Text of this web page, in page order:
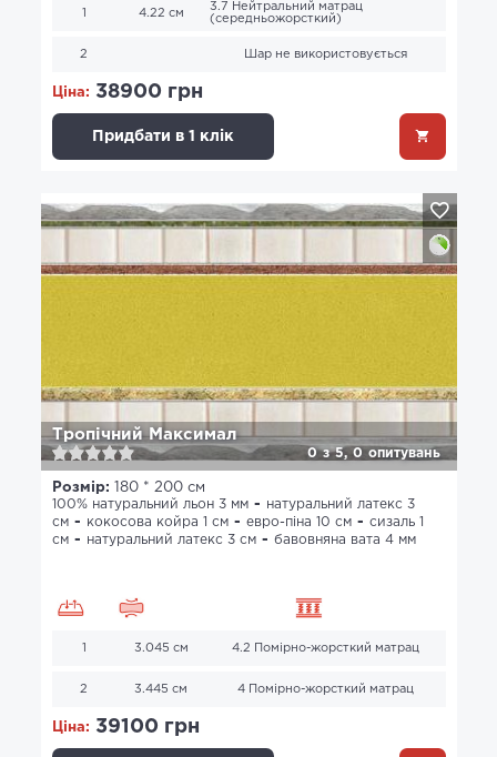
1 4.22 см
3.7 Нейтральний матрац
(середньожорсткий)
2 Шар не використовується
Ціна: 38900 грн
Придбати в 1 клік
Тропічний Максимал
0 з 5, 0 опитувань
Розмір: 180 * 200 см
100% натуральний льон 3 мм
натуральний латекс 3
см
кокосова койра 1 см евро-піна 10 см
сизаль 1
см
натуральний латекс 3 см бавовняна вата 4 мм
1 3.045 см 4.2 Помірно-жорсткий матрац
2 3.445 см 4 Помірно-жорсткий матрац
Ціна: 39100 грн